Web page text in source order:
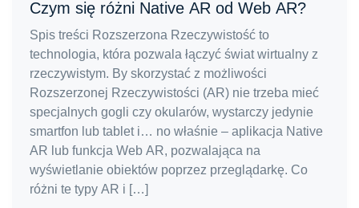
Czym się różni Native AR od Web AR?
Spis treści Rozszerzona Rzeczywistość to
technologia, która pozwala łączyć świat wirtualny z
rzeczywistym. By skorzystać z możliwości
Rozszerzonej Rzeczywistości (AR) nie trzeba mieć
specjalnych gogli czy okularów, wystarczy jedynie
smartfon lub tablet i… no właśnie – aplikacja Native
AR lub funkcja Web AR, pozwalająca na
wyświetlanie obiektów poprzez przeglądarkę. Co
różni te typy AR i […]